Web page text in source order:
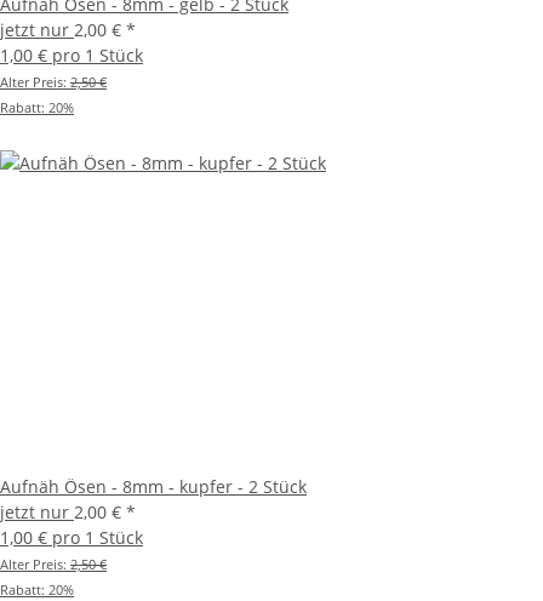
jetzt nur 2,00 € *
1,00 € pro 1 Stück
Alter Preis: 2,50 €
Rabatt: 20%
Aufnäh Ösen - 8mm - kupfer - 2 Stück
jetzt nur 2,00 € *
1,00 € pro 1 Stück
Alter Preis: 2,50 €
Rabatt: 20%